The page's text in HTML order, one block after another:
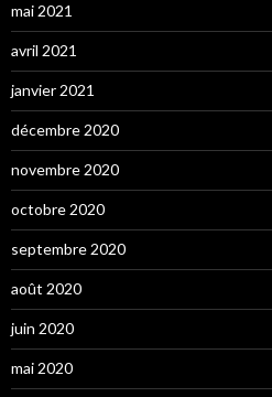
mai 2021
avril 2021
janvier 2021
décembre 2020
novembre 2020
octobre 2020
septembre 2020
août 2020
juin 2020
mai 2020